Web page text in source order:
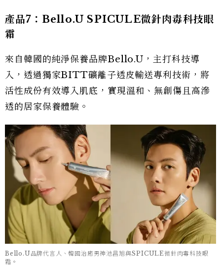
產品7：Bello.U SPICULE微針肉毒科技眼
霜
來自韓國的純淨保養品牌Bello.U，主打科技導
入，透過獨家BITT礦離子透皮輸送專利技術，將
活性成份有效導入肌底，實現溫和、無創傷且高滲
透的居家保養體驗。
Bello.U品牌代言人、韓國治癒男神池昌旭與SPICULE微針肉毒科技眼
霜。